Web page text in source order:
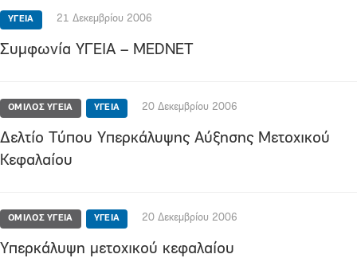
ΥΓΕΙΑ 21 Δεκεμβρίου 2006
Συμφωνία ΥΓΕΙΑ – MEDNET
ΟΜΙΛΟΣ YΓΕΙΑ ΥΓΕΙΑ 20 Δεκεμβρίου 2006
Δελτίο Τύπου Υπερκάλυψης Αύξησης Μετοχικού
Κεφαλαίου
ΟΜΙΛΟΣ YΓΕΙΑ ΥΓΕΙΑ 20 Δεκεμβρίου 2006
Υπερκάλυψη μετοχικού κεφαλαίου